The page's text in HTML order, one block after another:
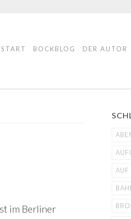
START BOCKBLOG DER AUTOR
im Berliner
AUF